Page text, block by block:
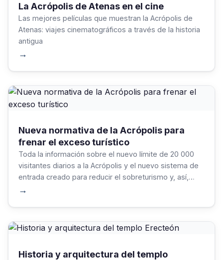
La Acrópolis de Atenas en el cine
Las mejores películas que muestran la Acrópolis de
Atenas: viajes cinematográficos a través de la historia
antigua
→
Nueva normativa de la Acrópolis para
frenar el exceso turístico
Toda la información sobre el nuevo límite de 20 000
visitantes diarios a la Acrópolis y el nuevo sistema de
entrada creado para reducir el sobreturismo y, así,
→
Historia y arquitectura del templo